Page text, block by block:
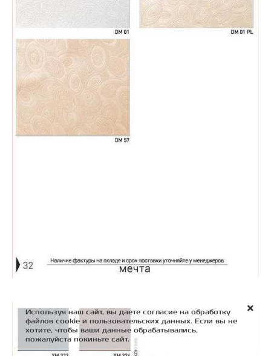
Используя наш сайт, вы даете согласие на обработку
файлов cookie и пользовательских данных. Если вы не
хотите, чтобы ваши данные обрабатывались,
пожалуйста покиньте сайт.